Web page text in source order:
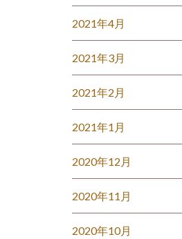
2021年4月
2021年3月
2021年2月
2021年1月
2020年12月
2020年11月
2020年10月